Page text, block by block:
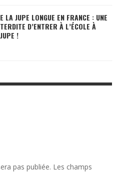
LA JUPE LONGUE EN FRANCE : UNE
D’ENTRER À L’ÉCOLE À
!
pas publiée. Les champs